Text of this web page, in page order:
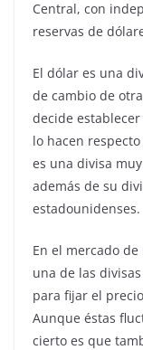
Central, con
reservas de
El dólar es una
de cambio de
decide
lo hacen
es una divisa
además de su
estadounidenses.
En el mercado
una de las
para fijar el
Aunque éstas
cierto es que